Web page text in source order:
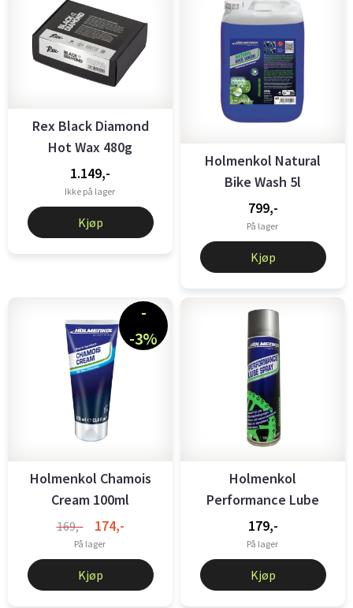
Rex Black Diamond
Hot Wax 480g
1.149,-
Ikke på lager
Kjøp
Holmenkol Natural
Bike Wash 5l
799,-
På lager
Kjøp
-
-3%
Holmenkol Chamois
Cream 100ml
169,- 174,-
På lager
Kjøp
Holmenkol
Performance Lube
Spray 200 ml
179,-
På lager
Kjøp